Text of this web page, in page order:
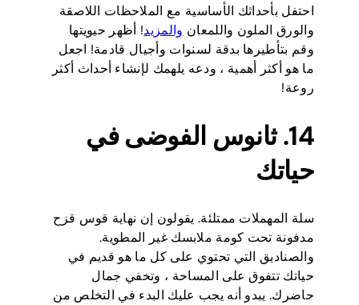
احتفل بأحداثك الأساسية مع الملاحظات اللاصقة
والورق الملون واللمعان والمزيد! أظهر حيويتها
وقم بتأطيرها بدقة لسنوات وأجيال قادمة! اجعل
ما هو أكثر أهمية ، ودعه يلهمك لإنشاء أحداث أكثر
روعة!
14. ثانوس الفوضى في
حياتك
سلة المهملات ممتلئة. يقولون إن نهاية قوس قزح
مدفونة تحت كومة ملابسك غير المطوية.
والصناديق التي تحتوي على كل ما هو قديم في
حياتك تتفوق على المساحة ، وتخفي جمال
حاضرك. يبدو أنه يجب عليك البدء في التخلص من